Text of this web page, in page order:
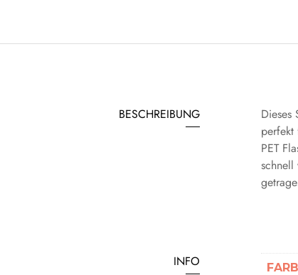
BESCHREIBUNG
Dieses
PET
schnell
INFO